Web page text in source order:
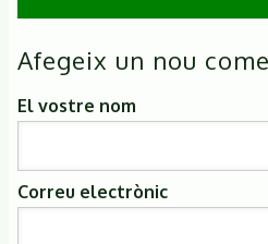
Afegeix un nou
El vostre nom
Correu electrònic